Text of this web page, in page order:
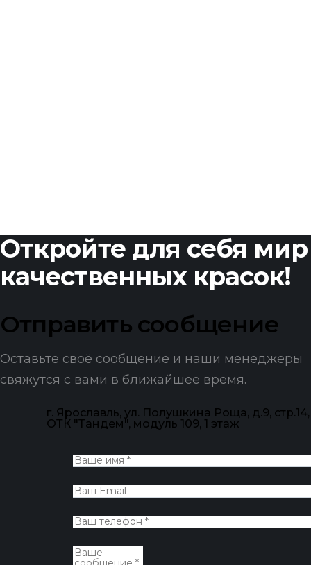
Откройте для себя мир
качественных красок!
Отправить cообщение
Оставьте своё сообщение и наши менеджеры
свяжутся с вами в ближайшее время.
г. Ярославль, ул. Полушкина Роща, д.9, стр.14,
ОТК "Тандем", модуль 109, 1 этаж